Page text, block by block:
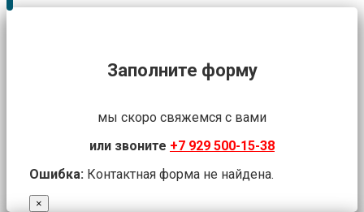
Заполните форму
мы скоро свяжемся с вами
или звоните +7 929 500-15-38
Ошибка: Контактная форма не найдена.
×